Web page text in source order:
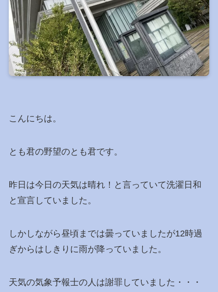
こんにちは。
とも君の野望のとも君です。
昨日は今日の天気は晴れ！と言っていて洗濯日和
と宣言していました。
しかしながら昼頃までは曇っていましたが12時過
ぎからはしきりに雨が降っていました。
天気の気象予報士の人は謝罪していました・・・